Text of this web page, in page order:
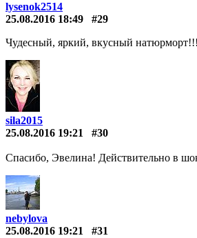
lysenok2514
25.08.2016 18:49
#29
Чудесный, яркий, вкусный натюрморт!!!
sila2015
25.08.2016 19:21
#30
Спасибо, Эвелина! Действительно в
nebylova
25.08.2016 19:21
#31